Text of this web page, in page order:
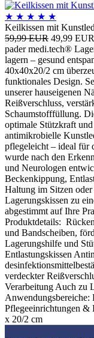
★ ★ ★ ★ ★
Keilkissen mit
59,99 EUR 49,99 EUR
pader medi.tech®
lagern – gesund
40x40x20/2 cm
funktionales Design.
unserer hauseigenen
Reißverschluss,
Schaumstofffüllung.
optimale Stützkraft
antimikrobielle
pflegeleicht – ideal für
wurde nach den
und Neurologen
Beckenkippung,
Haltung im Sitzen
Lagerungskissen zu
abgestimmt auf Ihre
Produktdetails:
und Bandscheiben,
Lagerungshilfe und
Entlastungskissen
verdeckter
Verarbeitung Auch zu
Anwendungsbereiche:
Pflegeeinrichtungen &
x 20/2 cm